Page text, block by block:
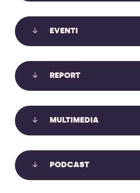
LE SLAPP: USARE I
METTERE A TACERE CHI
Le SLAPP usano i tribunali per
Giustizia sul recepimento anti-
EVENTI
REPORT
MULTIMEDIA
PODCAST